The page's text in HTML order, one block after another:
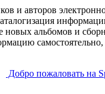
и авторов
альбомов и
Добро пожаловать на